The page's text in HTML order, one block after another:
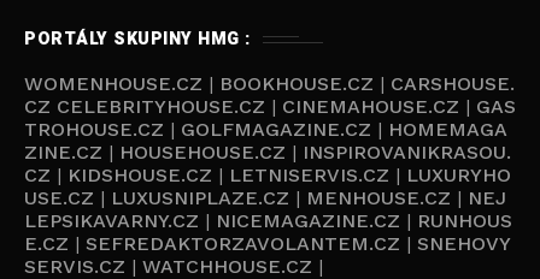
PORTÁLY SKUPINY HMG :
WOMENHOUSE.CZ | BOOKHOUSE.CZ | CARSHOUSE.
CZ CELEBRITYHOUSE.CZ | CINEMAHOUSE.CZ | GAS
TROHOUSE.CZ | GOLFMAGAZINE.CZ | HOMEMAGA
ZINE.CZ | HOUSEHOUSE.CZ | INSPIROVANIKRASOU.
CZ | KIDSHOUSE.CZ | LETNISERVIS.CZ | LUXURYHO
USE.CZ | LUXUSNIPLAZE.CZ | MENHOUSE.CZ | NEJ
LEPSIKAVARNY.CZ | NICEMAGAZINE.CZ | RUNHOUS
E.CZ | SEFREDAKTORZAVOLANTEM.CZ | SNEHOVY
SERVIS.CZ | WATCHHOUSE.CZ |